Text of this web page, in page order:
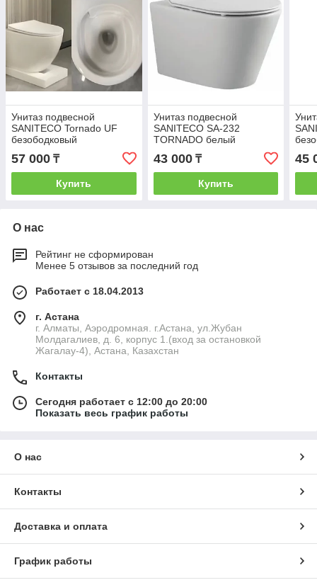
Унитаз подвесной
SANITECO Tornado UF
безободковый
530х360х360 мм (M213-
BIG)
57 000 ₸
Купить
Унитаз подвесной
SANITECO SA-232
TORNADO белый
490x360x350
43 000₸
Купить
45
О нас
Рейтинг не сформирован
Менее 5 отзывов за последний год
Работает с 18.04.2013
г. Астана
г. Алматы, Аэродромная. г.Астана, ул.Жубан
Молдагалиев, д. 6, корпус 1.(вход за остановкой
Жагалау-4), Астана, Казахстан
Контакты
Сегодня работает с 12:00 до 20:00
Показать весь график работы
О нас
Контакты
Доставка и оплата
График работы